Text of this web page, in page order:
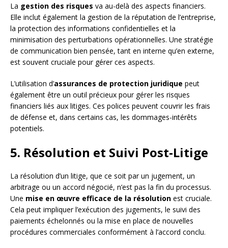
La gestion des risques va au-delà des aspects financiers.
Elle inclut également la gestion de la réputation de l’entreprise,
la protection des informations confidentielles et la
minimisation des perturbations opérationnelles. Une stratégie
de communication bien pensée, tant en interne qu’en externe,
est souvent cruciale pour gérer ces aspects.
L’utilisation d’assurances de protection juridique peut
également être un outil précieux pour gérer les risques
financiers liés aux litiges. Ces polices peuvent couvrir les frais
de défense et, dans certains cas, les dommages-intérêts
potentiels.
5. Résolution et Suivi Post-Litige
La résolution d’un litige, que ce soit par un jugement, un
arbitrage ou un accord négocié, n’est pas la fin du processus.
Une mise en œuvre efficace de la résolution est cruciale.
Cela peut impliquer l’exécution des jugements, le suivi des
paiements échelonnés ou la mise en place de nouvelles
procédures commerciales conformément à l’accord conclu.